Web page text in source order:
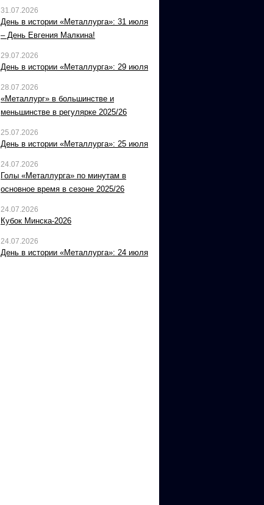
31.07.2026
День в истории «Металлурга»: 31 июля
– День Евгения Малкина!
29.07.2026
День в истории «Металлурга»: 29 июля
28.07.2026
«Металлург» в большинстве и
меньшинстве в регулярке 2025/26
25.07.2026
День в истории «Металлурга»: 25 июля
24.07.2026
Голы «Металлурга» по минутам в
основное время в сезоне 2025/26
24.07.2026
Кубок Минска-2026
24.07.2026
День в истории «Металлурга»: 24 июля